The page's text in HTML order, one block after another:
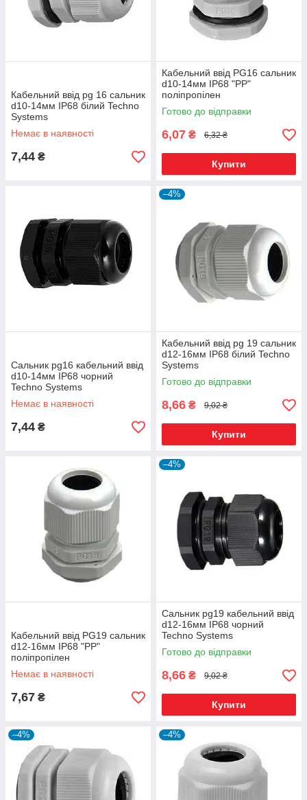
Кабельний ввід pg 16 сальник
d10-14мм IP68 білий Techno
Systems
Немає в наявності
7,44 ₴
Кабельний ввід PG16 сальник
d10-14мм IP68 "PP"
поліпропілен
Готово до відправки
6,07 ₴ 6,32 ₴
Купити
Сальник pg16 кабельний ввід
d10-14мм IP68 чорний
Techno Systems
Немає в наявності
7,44 ₴
–4%
Кабельний ввід pg 19 сальник
d12-16мм IP68 білий Techno
Systems
Готово до відправки
8,66 ₴ 9,02 ₴
Купити
Кабельний ввід PG19 сальник
d12-16мм IP68 "PP"
поліпропілен
Немає в наявності
7,67 ₴
–4%
Сальник pg19 кабельний ввід
d12-16мм IP68 чорний
Techno Systems
Готово до відправки
8,66 ₴ 9,02 ₴
Купити
–4% –4%